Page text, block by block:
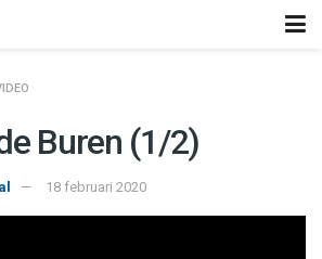
Buren (1/2)
18 februari 2020